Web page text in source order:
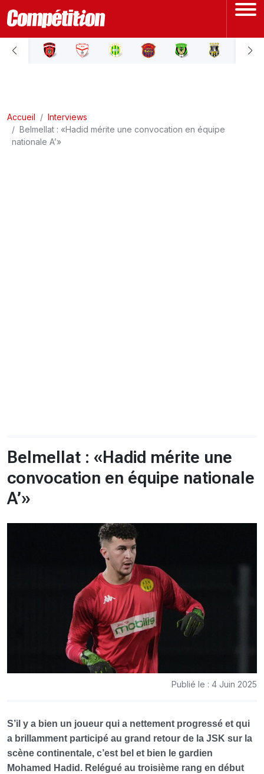
ACCUEIL
LIGUE 2
Accueil
Interviews
Belmellat : «Hadid mérite une convocation en équipe
nationale A’»
Belmellat : «Hadid mérite une
convocation en équipe nationale
A’»
Publié le : 4 Juin 2025
S’il y a bien un joueur qui a nettement progressé et qui
a brillamment participé au grand retour de la JSK sur la
scène continentale, c’est bel et bien le gardien
Mohamed Hadid. Relégué au troisième rang en début